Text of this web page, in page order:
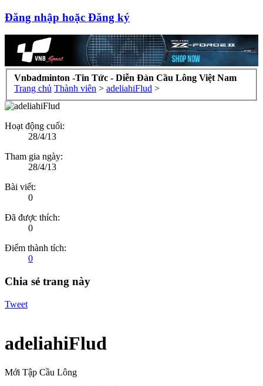
Đăng nhập hoặc Đăng ký
Vnbadminton -Tin Tức - Diễn Đàn Cầu Lông Việt Nam
Trang chủ Thành viên > adeliahiFlud >
Hoạt động cuối:
28/4/13
Tham gia ngày:
28/4/13
Bài viết:
0
Đã được thích:
0
Điểm thành tích:
0
Chia sẻ trang này
Tweet
adeliahiFlud
Mới Tập Cầu Lông